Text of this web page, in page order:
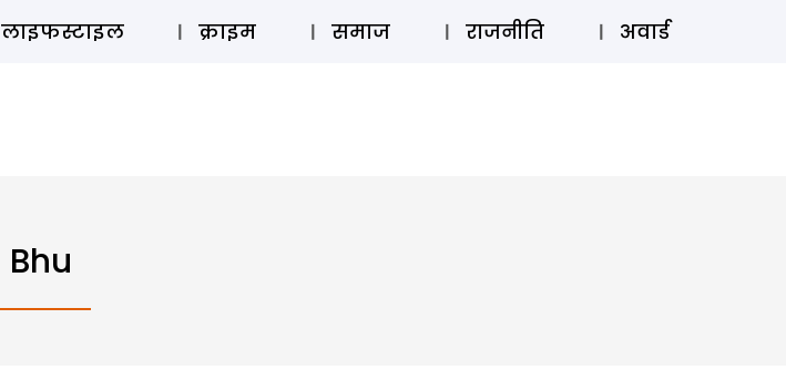
ऑडियो स्टोरी लॉग इन ⚲ SUBSCRIBE
लाइफस्टाइल क्राइम समाज राजनीति अवार्ड
Bhu